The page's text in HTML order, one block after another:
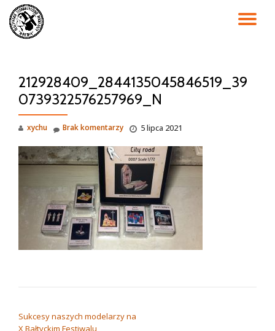
Przejdź
212928409_2844135045846519_39
0739322576257969_N
xychu 5 lipca 2021
Brak komentarzy
Sukcesy naszych modelarzy na
X Bałtyckim Festiwalu